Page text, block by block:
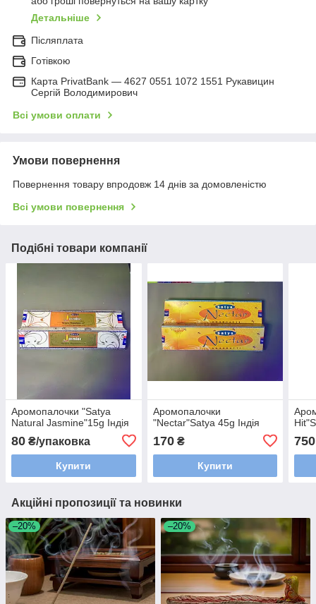
Детальніше
Післяплата
Готівкою
Карта PrivatBank — 4627 0551 1072 1551 Рукавицин
Сергій Володимирович
Всі умови оплати
Умови повернення
Повернення товару впродовж 14 днів за домовленістю
Всі умови повернення
Подібні товари компанії
Аромопалочки "Satya
Natural Jasmine"15g Індія
80 ₴/упаковка
Купити
Аромопалочки
"Nectar"Satya 45g Індія
170₴
Купити
750
Акційні пропозиції та новинки
–20% –20%